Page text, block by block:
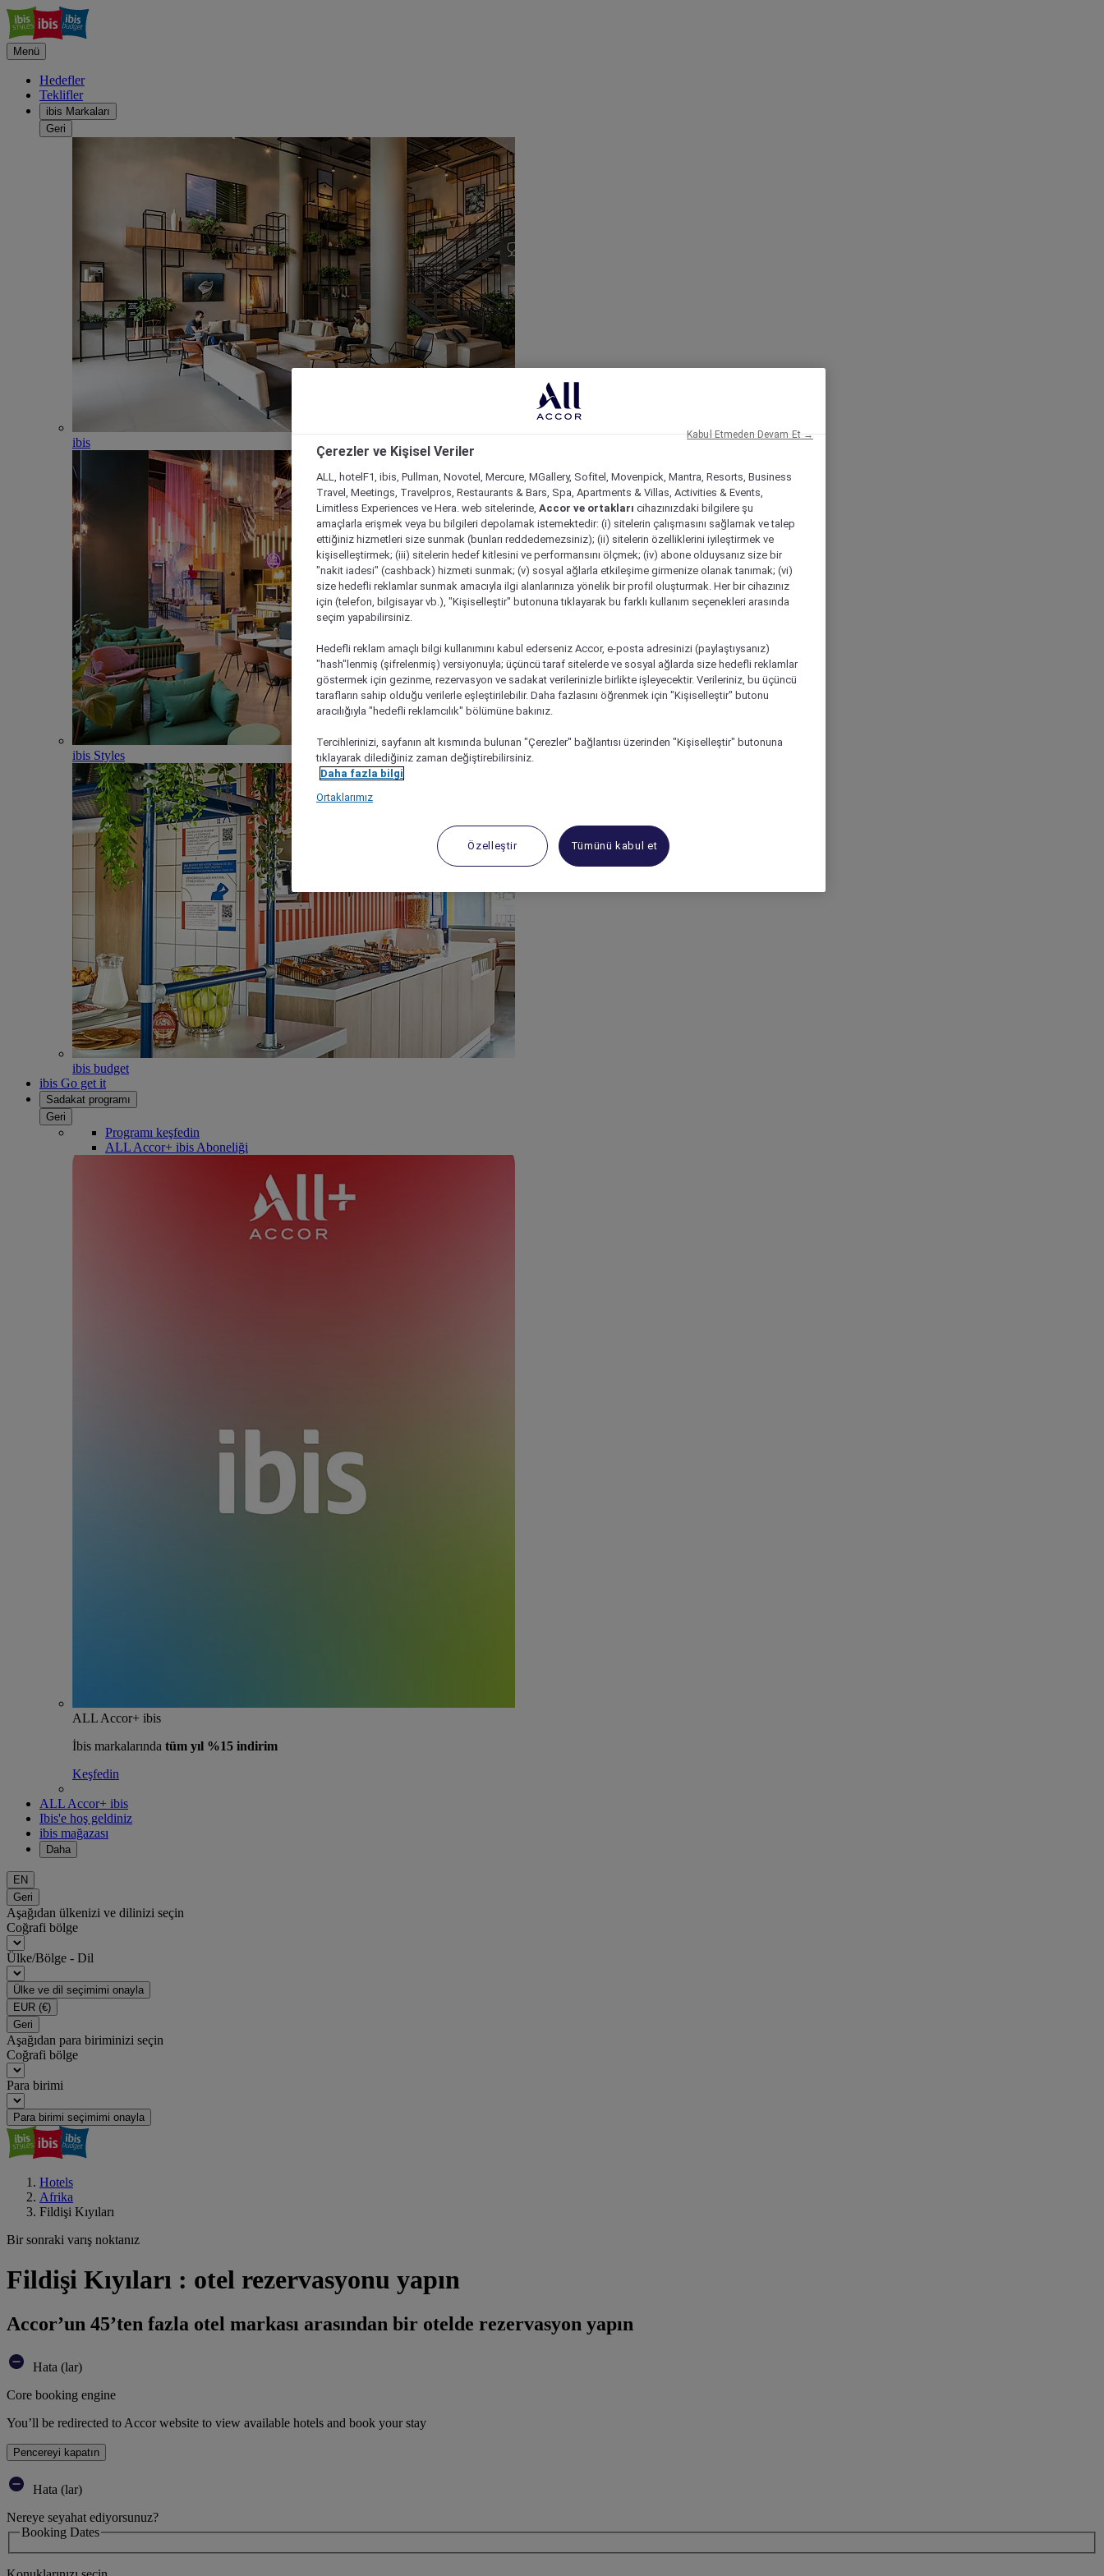
Menü
Hedefler
Teklifler
ibis Markaları
Geri
ibis
ibis Styles
ibis budget
ibis Go get it
Sadakat programı
Geri
Programı keşfedin
ALL Accor+ ibis Aboneliği
ALL Accor+ ibis
İbis markalarında tüm yıl %15 indirim
Keşfedin
ALL Accor+ ibis
Ibis'e hoş geldiniz
ibis mağazası
Daha
EN
Geri
Aşağıdan ülkenizi ve dilinizi seçin
Coğrafi bölge
Ülke/Bölge - Dil
Ülke ve dil seçimimi onayla
EUR (€)
Geri
Aşağıdan para biriminizi seçin
Coğrafi bölge
Para birimi
Para birimi seçimimi onayla
Hotels
Afrika
Fildişi Kıyıları
Bir sonraki varış noktanız
Fildişi Kıyıları : otel rezervasyonu yapın
Accor’un 45’ten fazla otel markası arasından bir otelde rezervasyon yapın
Hata (lar)
Core booking engine
You’ll be redirected to Accor website to view available hotels and book your stay
Pencereyi kapatın
Hata (lar)
Nereye seyahat ediyorsunuz?
Booking Dates
Çerezler ve Kişisel Veriler
ALL, hotelF1, ibis, Pullman, Novotel, Mercure, MGallery, Sofitel, Movenpick, Mantra, Resorts, Business
Travel, Meetings, Travelpros, Restaurants & Bars, Spa, Apartments & Villas, Activities & Events,
Limitless Experiences ve Hera. web sitelerinde, Accor ve ortakları cihazınızdaki bilgilere şu
amaçlarla erişmek veya bu bilgileri depolamak istemektedir: (i) sitelerin çalışmasını sağlamak ve talep
ettiğiniz hizmetleri size sunmak (bunları reddedemezsiniz); (ii) sitelerin özelliklerini iyileştirmek ve
kişiselleştirmek; (iii) sitelerin hedef kitlesini ve performansını ölçmek; (iv) abone olduysanız size bir
"nakit iadesi" (cashback) hizmeti sunmak; (v) sosyal ağlarla etkileşime girmenize olanak tanımak; (vi)
size hedefli reklamlar sunmak amacıyla ilgi alanlarınıza yönelik bir profil oluşturmak. Her bir cihazınız
için (telefon, bilgisayar vb.), "Kişiselleştir" butonuna tıklayarak bu farklı kullanım seçenekleri arasında
seçim yapabilirsiniz.
Hedefli reklam amaçlı bilgi kullanımını kabul ederseniz Accor, e-posta adresinizi (paylaştıysanız)
"hash"lenmiş (şifrelenmiş) versiyonuyla; üçüncü taraf sitelerde ve sosyal ağlarda size hedefli reklamlar
göstermek için gezinme, rezervasyon ve sadakat verilerinizle birlikte işleyecektir. Verileriniz, bu üçüncü
tarafların sahip olduğu verilerle eşleştirilebilir. Daha fazlasını öğrenmek için "Kişiselleştir" butonu
aracılığıyla "hedefli reklamcılık" bölümüne bakınız.
Tercihlerinizi, sayfanın alt kısmında bulunan "Çerezler" bağlantısı üzerinden "Kişiselleştir" butonuna
tıklayarak dilediğiniz zaman değiştirebilirsiniz.
Daha fazla bilgi
Ortaklarımız
Özelleştir Tümünü kabul et
Kabul Etmeden Devam Et →